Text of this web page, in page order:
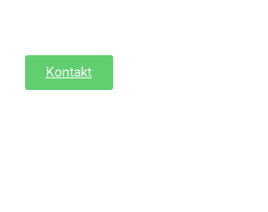
Kontakt